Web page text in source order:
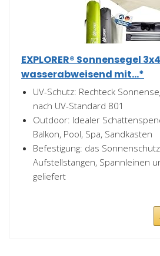
EXPLORER® Sonnensegel
wasserabweisend mit...*
UV-Schutz: Rechteck
nach UV-Standard 801
Outdoor: Idealer
Balkon, Pool, Spa, Sandkasten
Befestigung: das
Aufstellstangen, Spannleinen
geliefert